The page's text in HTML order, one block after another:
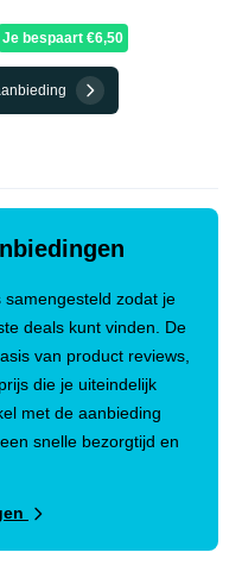
Je bespaart €6,50
zodat je
deals kunt vinden. De
van product reviews,
die je uiteindelijk
met de aanbieding
snelle bezorgtijd en